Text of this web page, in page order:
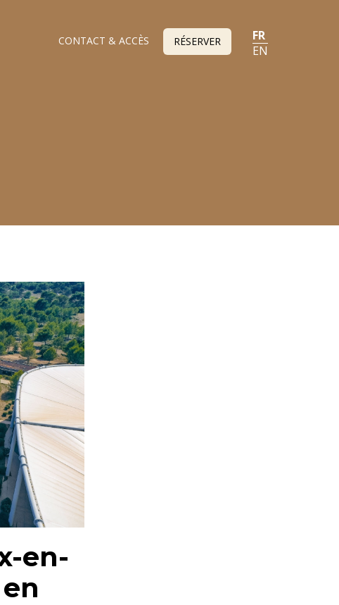
CONTACT & ACCÈS RÉSERVER
FR
EN
en-